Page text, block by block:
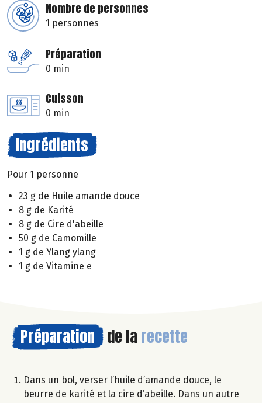
Nombre de personnes
1 personnes
Préparation
0 min
Cuisson
0 min
Ingrédients
Pour 1 personne
23 g de Huile amande douce
8 g de Karité
8 g de Cire d'abeille
50 g de Camomille
1 g de Ylang ylang
1 g de Vitamine e
Préparation de la recette
Dans un bol, verser l’huile d’amande douce, le
beurre de karité et la cire d’abeille. Dans un autre